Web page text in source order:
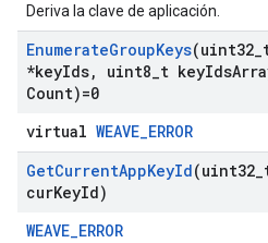
Deriva la clave de aplicación.
EnumerateGroupKeys(uint32
*keyIds, uint8 t keyIds
Count)=0
virtual WEAVE_ERROR
GetCurrentAppKeyId(uint32
curKeyId)
WEAVE_ERROR